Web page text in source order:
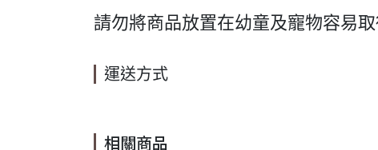
請勿將商品放置在幼童及寵物容易
運送方式
相關商品